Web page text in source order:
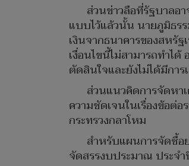
ส่วนข่าวลือที่รัฐบาลอ
แบบไว้แล้วนั้น นายภูมิธรร
เงินจากธนาคารของสหรั
เงื่อนไขนี้ไม่สามารถทำไ
ตัดสินใจและยังไม่ได้มีกา
ส่วนแนวคิดการจัดหา
ความชัดเจนในเรื่องข้อต่
กระทรวงกลาโหม
สำหรับแผนการจัดซื้อ
จัดสรรงบประมาณ ประจ